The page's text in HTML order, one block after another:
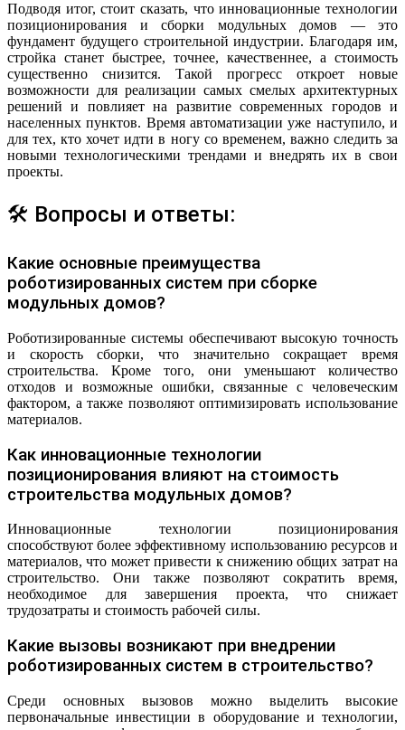
Подводя итог, стоит сказать, что инновационные технологии
позиционирования и сборки модульных домов — это
фундамент будущего строительной индустрии. Благодаря им,
стройка станет быстрее, точнее, качественнее, а стоимость
существенно снизится. Такой прогресс откроет новые
возможности для реализации самых смелых архитектурных
решений и повлияет на развитие современных городов и
населенных пунктов. Время автоматизации уже наступило, и
для тех, кто хочет идти в ногу со временем, важно следить за
новыми технологическими трендами и внедрять их в свои
проекты.
🛠 Вопросы и ответы:
Какие основные преимущества
роботизированных систем при сборке
модульных домов?
Роботизированные системы обеспечивают высокую точность
и скорость сборки, что значительно сокращает время
строительства. Кроме того, они уменьшают количество
отходов и возможные ошибки, связанные с человеческим
фактором, а также позволяют оптимизировать использование
материалов.
Как инновационные технологии
позиционирования влияют на стоимость
строительства модульных домов?
Инновационные технологии позиционирования
способствуют более эффективному использованию ресурсов и
материалов, что может привести к снижению общих затрат на
строительство. Они также позволяют сократить время,
необходимое для завершения проекта, что снижает
трудозатраты и стоимость рабочей силы.
Какие вызовы возникают при внедрении
роботизированных систем в строительство?
Среди основных вызовов можно выделить высокие
первоначальные инвестиции в оборудование и технологии,